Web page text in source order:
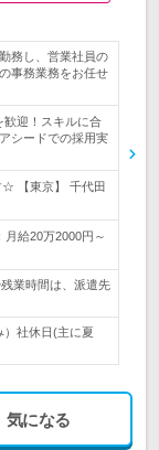
務し、営業社員の
事務業務をお任せ
歓迎！スキルに合
シードでの採用実
【東京】 千代田
給20万2000円～
業時間は、派遣先
）社休日(主に夏
気になる